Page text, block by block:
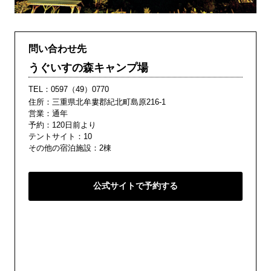
問い合わせ先
うぐいすの森キャンプ場
TEL： 0597（49）0770
住所：三重県北牟婁郡紀北町島原216-1
営業：通年
予約：120日前より
テントサイト：10
その他の宿泊施設：2棟
公式サイトで予約する